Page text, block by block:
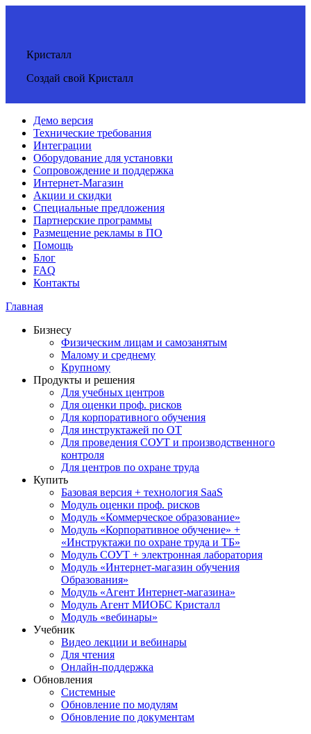
Кристалл
Создай свой Кристалл
Демо версия
Технические требования
Интеграции
Оборудование для установки
Сопровождение и поддержка
Интернет-Магазин
Акции и скидки
Специальные предложения
Партнерские программы
Размещение рекламы в ПО
Помощь
Блог
FAQ
Контакты
Главная
Бизнесу
Физическим лицам и самозанятым
Малому и среднему
Крупному
Продукты и решения
Для учебных центров
Для оценки проф. рисков
Для корпоративного обучения
Для инструктажей по ОТ
Для проведения СОУТ и производственного
контроля
Для центров по охране труда
Купить
Базовая версия + технология SaaS
Модуль оценки проф. рисков
Модуль «Коммерческое образование»
Модуль «Корпоративное обучение» +
«Инструктажи по охране труда и ТБ»
Модуль СОУТ + электронная лаборатория
Модуль «Интернет-магазин обучения
Образования»
Модуль «Агент Интернет-магазина»
Модуль Агент МИОБС Кристалл
Модуль «вебинары»
Учебник
Видео лекции и вебинары
Для чтения
Онлайн-поддержка
Обновления
Системные
Обновление по модулям
Обновление по документам